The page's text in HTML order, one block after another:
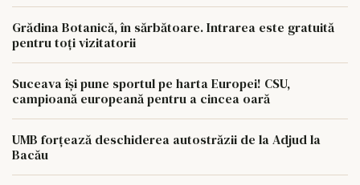
Grădina Botanică, în sărbătoare. Intrarea este gratuită
pentru toți vizitatorii
Suceava își pune sportul pe harta Europei! CSU,
campioană europeană pentru a cincea oară
UMB forțează deschiderea autostrăzii de la Adjud la
Bacău